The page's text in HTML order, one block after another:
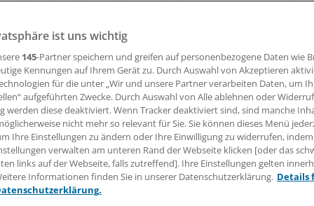
hatte im vergangenen Jahr viel mit
Auseinandersetzungen über die Abrechnung oder die
von Behandlungen ging hingegen zurück.
Leserin, lieber Leser,
Beitrag können Sie lesen, sobald Sie sich
Jetzt anmelden »
Kostenlos
ist uns wichtig
145-Partner speichern und greifen auf personenbezogene Daten wie
Kennungen auf Ihrem Gerät zu. Durch Auswahl von Akzeptieren
für die unter „Wir und unsere Partner verarbeiten Daten, um
aufgeführten Zwecke. Durch Auswahl von Alle ablehnen oder
werden diese deaktiviert. Wenn Tracker deaktiviert sind, sind manche
nicht mehr so relevant für Sie. Sie können dieses Menü
Ihre Einstellungen zu ändern oder Ihre Einwilligung zu widerrufen,
verwalten am unteren Rand der Webseite klicken [oder das
links auf der Webseite, falls zutreffend]. Ihre Einstellungen gelten
Informationen finden Sie in unserer Datenschutzerklärung. Details